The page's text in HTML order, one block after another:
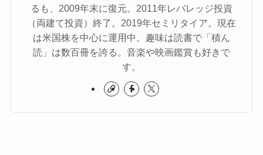
るも、2009年末に復元。2011年レバレッジ投資
（両建て投資）終了。2019年セミリタイア。現在
は米国株を中心に運用中。趣味は読書で「積ん
読」は数百冊を誇る。音楽や映画鑑賞も好きで
す。